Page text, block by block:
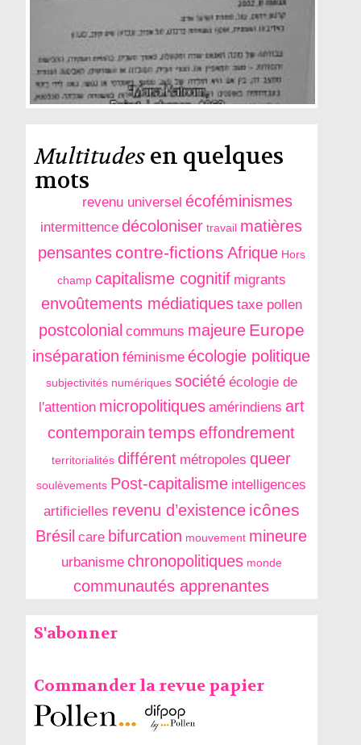
Multitudesen quelques
mots
revenu universel écoféminismes
intermittence décoloniser travail matières
pensantes contre-fictions Afrique Hors
champ capitalisme cognitif migrants
envoûtements médiatiques taxe pollen
postcolonial communs majeure Europe
inséparation féminisme écologie politique
subjectivités numériques société écologie de
l'attention micropolitiques amérindiens art
contemporain temps effondrement
territorialités différent métropoles queer
soulèvements Post-capitalisme intelligences
artificielles revenu d’existence icônes
Brésil care bifurcation mouvement mineure
urbanisme chronopolitiques monde
communautés apprenantes
S'abonner
Commander la revue papier